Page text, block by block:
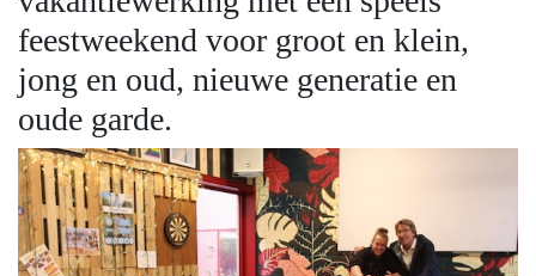
feestweekend voor groot en klein,
jong en oud, nieuwe generatie en
oude garde.